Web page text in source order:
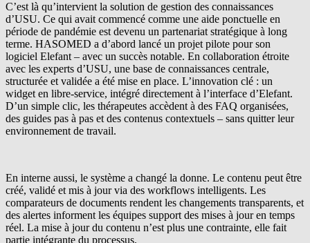
C’est là qu’intervient la solution de gestion des connaissances
d’USU. Ce qui avait commencé comme une aide ponctuelle en
période de pandémie est devenu un partenariat stratégique à long
terme. HASOMED a d’abord lancé un projet pilote pour son
logiciel Elefant – avec un succès notable. En collaboration étroite
avec les experts d’USU, une base de connaissances centrale,
structurée et validée a été mise en place. L’innovation clé : un
widget en libre-service, intégré directement à l’interface d’Elefant.
D’un simple clic, les thérapeutes accèdent à des FAQ organisées,
des guides pas à pas et des contenus contextuels – sans quitter leur
environnement de travail.
En interne aussi, le système a changé la donne. Le contenu peut être
créé, validé et mis à jour via des workflows intelligents. Les
comparateurs de documents rendent les changements transparents, et
des alertes informent les équipes support des mises à jour en temps
réel. La mise à jour du contenu n’est plus une contrainte, elle fait
partie intégrante du processus.